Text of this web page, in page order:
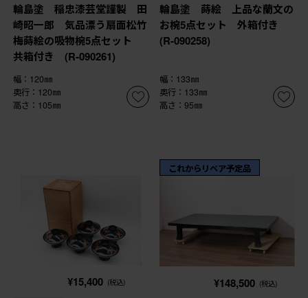
輪島塗 稲忠漆芸堂謹製 田
崎昭一郎 気品漂う扇面松竹
梅蒔絵の吸物椀5点セット
共箱付き (R-090261)
幅：120㎜
奥行：120㎜
高さ：105㎜
輪島塗 蒔絵 上品な蘭文の
お椀5点セット 外箱付き
(R-090258)
幅：133㎜
奥行：133㎜
高さ：95㎜
¥15,400 (税込)
これからリペア予定品
¥148,500 (税込)